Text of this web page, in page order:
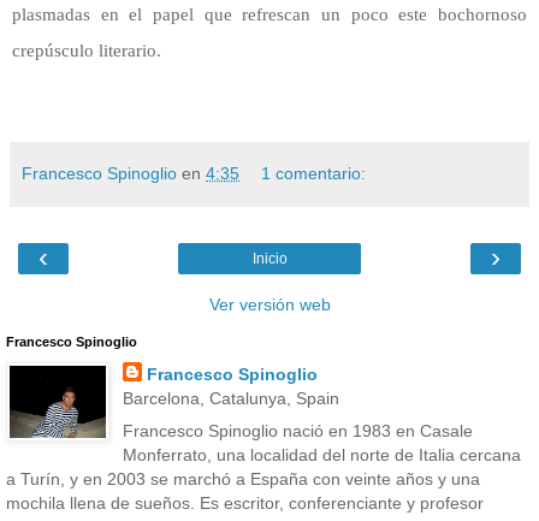
plasmadas en el papel que refrescan un poco este bochornoso
crepúsculo literario.
Francesco Spinoglio en 4:35 1 comentario:
‹ ›
Inicio
Ver versión web
Francesco Spinoglio
Francesco Spinoglio
Barcelona, Catalunya, Spain
Francesco Spinoglio nació en 1983 en Casale
Monferrato, una localidad del norte de Italia cercana
a Turín, y en 2003 se marchó a España con veinte años y una
mochila llena de sueños. Es escritor, conferenciante y profesor